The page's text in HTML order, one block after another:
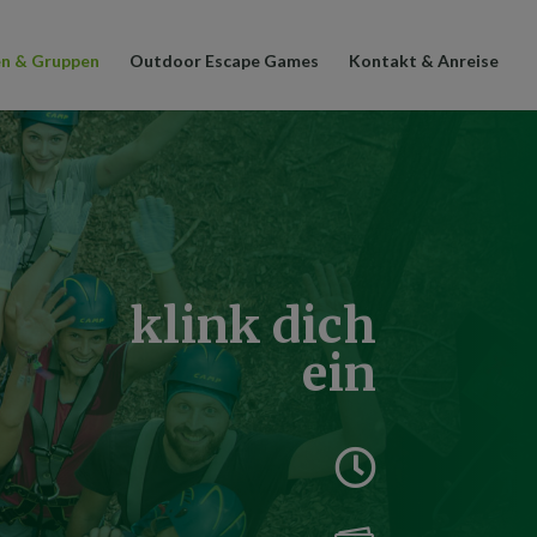
& Gruppen Outdoor Escape Games Kontakt & Anreise
klink dich
ein
